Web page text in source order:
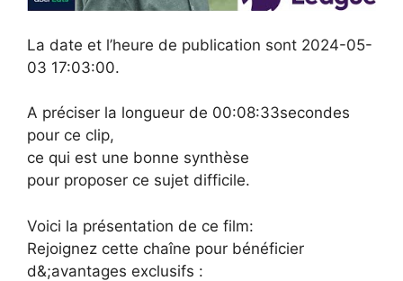
La date et l’heure de publication sont 2024-05-
03 17:03:00.
A préciser la longueur de 00:08:33secondes
pour ce clip,
ce qui est une bonne synthèse
pour proposer ce sujet difficile.
Voici la présentation de ce film:
Rejoignez cette chaîne pour bénéficier
d&;avantages exclusifs :